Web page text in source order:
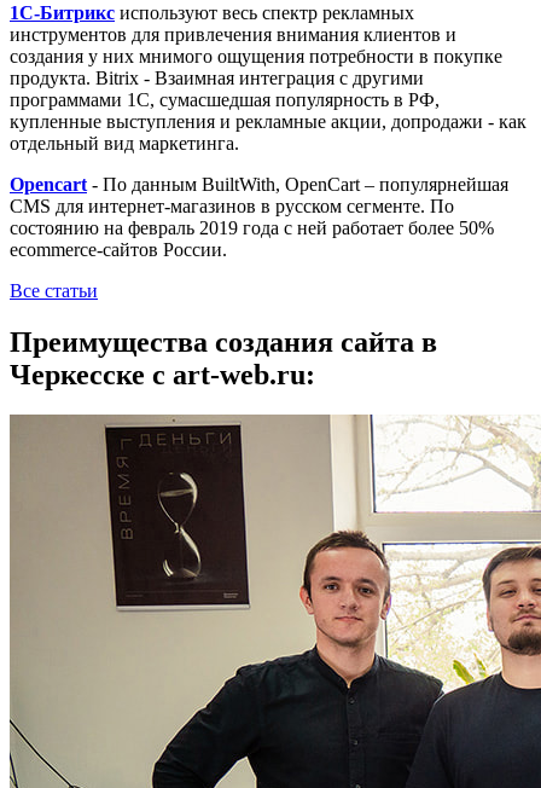
1С-Битрикс используют весь спектр рекламных
инструментов для привлечения внимания клиентов и
создания у них мнимого ощущения потребности в покупке
продукта. Bitrix - Взаимная интеграция с другими
программами 1С, сумасшедшая популярность в РФ,
купленные выступления и рекламные акции, допродажи - как
отдельный вид маркетинга.
Opencart - По данным BuiltWith, OpenCart – популярнейшая
CMS для интернет-магазинов в русском сегменте. По
состоянию на февраль 2019 года с ней работает более 50%
ecommerce-сайтов России.
Все статьи
Преимущества создания сайта в
Черкесске с art-web.ru: